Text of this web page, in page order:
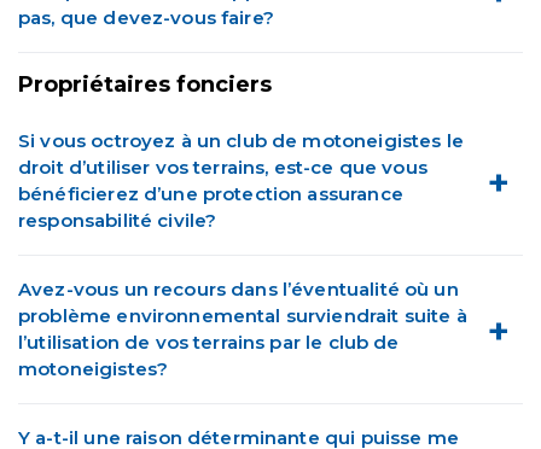
pas, que devez-vous faire?
Propriétaires fonciers
Si vous octroyez à un club de motoneigistes le
droit d’utiliser vos terrains, est-ce que vous
bénéficierez d’une protection assurance
responsabilité civile?
Avez-vous un recours dans l’éventualité où un
problème environnemental surviendrait suite à
l’utilisation de vos terrains par le club de
motoneigistes?
Y a-t-il une raison déterminante qui puisse me